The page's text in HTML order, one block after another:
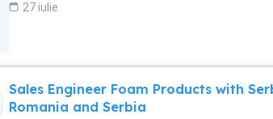
27 iulie
Sales Engineer Foam Products with
Romania and Serbia